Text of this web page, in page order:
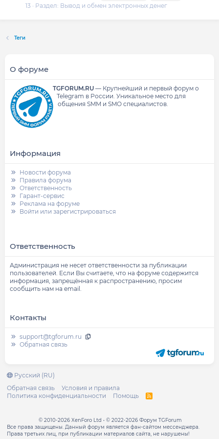
13
Раздел: Вывод и обмен электронных денег
Теги
О форуме
TGFORUM.RU— Крупнейший и первый форум о
Telegram в России. Уникальное место для
общения SMM и SMO специалистов.
Информация
Новости форума
Правила форума
Ответственность
Гарант-сервис
Реклама на форуме
Войти или зарегистрироваться
Ответственность
Администрация не несет ответственности за публикации
пользователей. Если Вы считаете, что на форуме содержится
информация, запрещённая к распространению, просим
сообщить нам на email.
Контакты
support@tgforum.ru
Обратная связь
Русский (RU)
Обратная связь
Условия и правила
Политика конфиденциальности
Помощь
R
© 2010-2026 XenForo Ltd
© 2022-2026 Форум TGForum
Все права защищены. Данный форум является фан-сайтом мессенджера.
Права третьих лиц, при публикации материалов сайта, не нарушены!